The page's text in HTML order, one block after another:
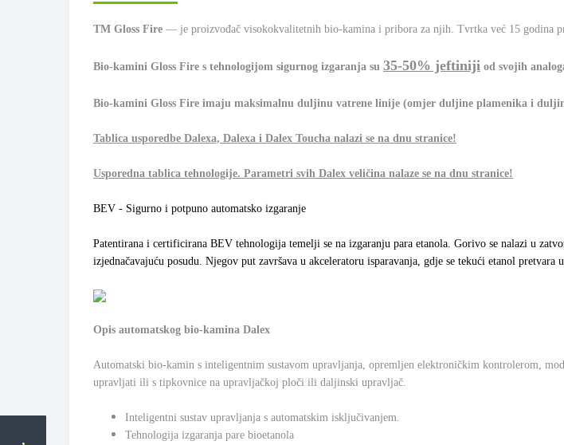
ТМ Gloss Fire — je proizvođač visokokvalitetnih bio-kamina i pribora za njih. Tvrtka već 15 godina
Bio-kamini Gloss Fire s tehnologijom sigurnog izgaranja su 35-50% jeftiniji od svojih
Bio-kamini Gloss Fire imaju maksimalnu duljinu vatrene linije (omjer duljine plamenika i
Tablica usporedbe Dalexa, Dalexa i Dalex Toucha nalazi se na dnu stranice!
Usporedna tablica tehnologije. Parametri svih Dalex veličina nalaze se na dnu stranice!
BEV - Sigurno i potpuno automatsko izgaranje
Patentirana i certificirana BEV tehnologija temelji se na izgaranju para etanola. Gorivo se nalazi u
izjednačavajuću posudu. Njegov put završava u akceleratoru isparavanja, gdje se tekući etanol
Opis automatskog bio-kamina Dalex
Automatski bio-kamin s inteligentnim sustavom upravljanja, opremljen elektroničkim kontrolerom,
upravljati ili s tipkovnice na upravljačkoj ploči ili daljinski upravljač.
Inteligentni sustav upravljanja s automatskim isključivanjem.
Tehnologija izgaranja pare bioetanola